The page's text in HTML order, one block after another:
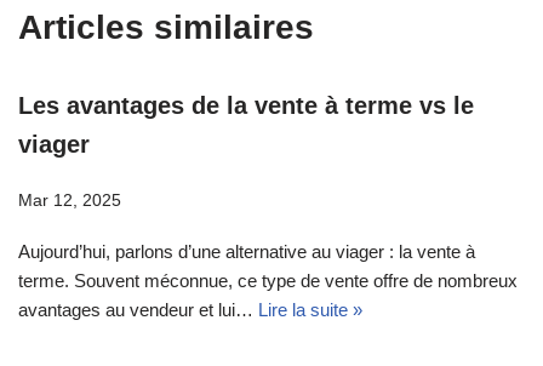
Articles similaires
Les avantages de la vente à terme vs le
viager
Mar 12, 2025
Aujourd’hui, parlons d’une alternative au viager : la vente à
terme. Souvent méconnue, ce type de vente offre de nombreux
avantages au vendeur et lui… Lire la suite »